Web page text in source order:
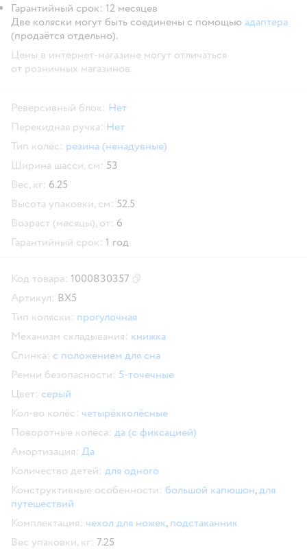
Гарантийный срок: 12 месяцев
Две коляски могут быть соединены с помощью адаптера
(продаётся отдельно).
Цены в интернет-магазине могут отличаться
от розничных магазинов.
Реверсивный блок: Нет
Перекидная ручка: Нет
Тип колёс: резина (ненадувные)
Ширина шасси, см: 53
Вес, кг: 6.25
Высота упаковки, см: 52.5
Возраст (месяцы), от: 6
Гарантийный срок: 1 год
Код товара: 1000830357
Артикул: BX5
Тип коляски: прогулочная
Механизм складывания: книжка
Спинка: с положением для сна
Ремни безопасности: 5-точечные
Цвет: серый
Кол-во колёс: четырёхколёсные
Поворотные колёса: да (с фиксацией)
Амортизация: Да
Количество детей: для одного
Конструктивные особенности: большой капюшон,для
путешествий
Комплектация: чехол для ножек, подстаканник
Вес упаковки, кг: 7.25